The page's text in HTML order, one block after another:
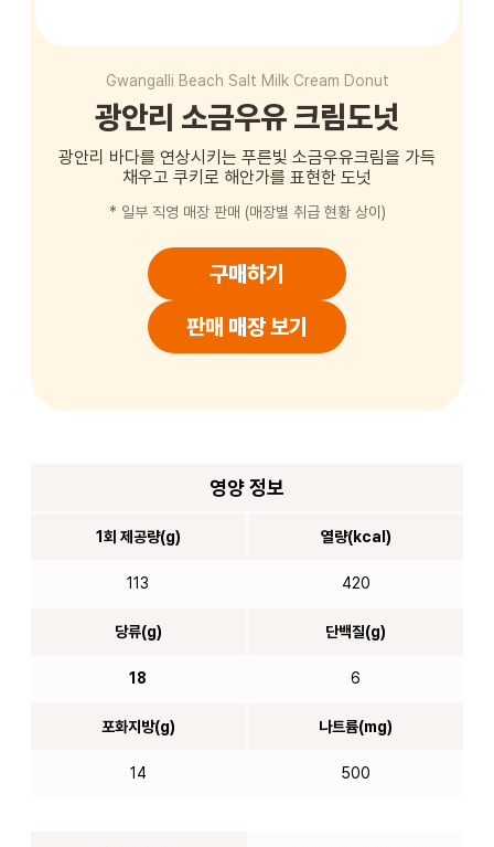
Gwangalli Beach Salt Milk Cream Donut
광안리 소금우유 크림도넛
광안리 바다를 연상시키는 푸른빛 소금우유크림을 가득
채우고 쿠키로 해안가를 표현한 도넛
* 일부 직영 매장 판매 (매장별 취급 현황 상이)
구매하기
판매 매장 보기
영양 정보
1회 제공량(g)
113
열량(kcal)
420
당류(g)
18
단백질(g)
6
포화지방(g)
14
나트륨(mg)
500